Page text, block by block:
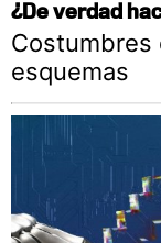
¿De verdad
Costumbres
esquemas